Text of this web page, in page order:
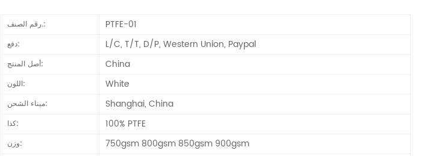
رقم الصنف.: PTFE-01
دفع: L/C, T/T, D/P, Western Union, Paypal
أصل المنتج: China
اللون: White
ميناء الشحن: Shanghai, China
كذا: 100% PTFE
وزن: 750gsm 800gsm 850gsm 900gsm